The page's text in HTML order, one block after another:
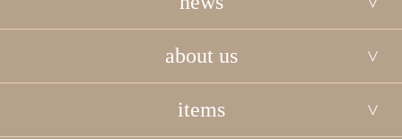
about us
items